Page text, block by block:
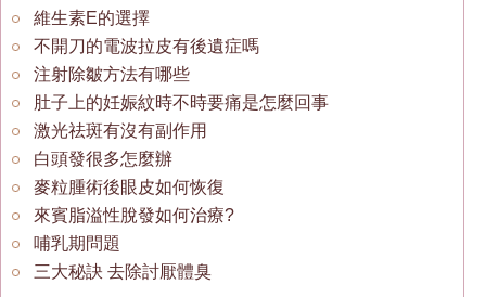
維生素E的選擇
不開刀的電波拉皮有後遺症嗎
注射除皺方法有哪些
肚子上的妊娠紋時不時要痛是怎麼回事
激光祛斑有沒有副作用
白頭發很多怎麼辦
麥粒腫術後眼皮如何恢復
來賓脂溢性脫發如何治療?
哺乳期問題
三大秘訣 去除討厭體臭